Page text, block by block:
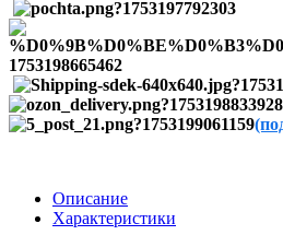
Описание
Характеристики